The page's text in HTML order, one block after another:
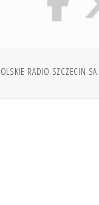
RADIO SZCZECIN SA.